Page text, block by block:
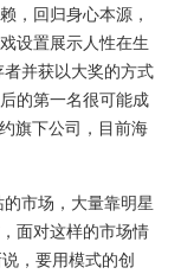
，回归身心本源，
设置展示人性在生
并获以大奖的方式
的第一名很可能成
旗下公司，目前海
市场，大量靠明星
面对这样的市场情
，要用模式的创